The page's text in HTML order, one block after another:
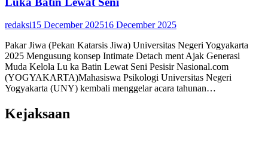
redaksi15 December 202516 December 2025
Pakar Jiwa (Pekan Katarsis Jiwa) Universitas Negeri Yogyakarta
2025 Mengusung konsep Intimate Detach ment Ajak Generasi
Muda Kelola Lu ka Batin Lewat Seni Pesisir Nasional.com
(YOGYAKARTA)Mahasiswa Psikologi Universitas Negeri
Yogyakarta (UNY) kembali menggelar acara tahunan…
Kejaksaan